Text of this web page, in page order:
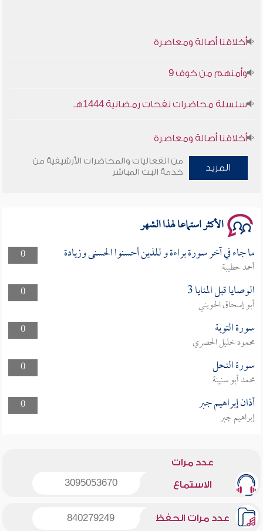
أخلاقنا أصالة ومعاصرة
وأمنهم من خوف 9
سلسلة محاضرات نفحات رمضانية 1444هـ
أخلاقنا أصالة ومعاصرة
وأمنهم من خوف 9
المزيد
من الفعاليات والمحاضرات الأرشيفية من
خدمة البث المباشر
الأكثر استماعا لهذا الشهر
0 ما جاء في آخر سورة براءة و للذين أحسنوا الحسنى وزيادة
أحمد حطيبة
0
الوصايا قبل المنايا 3
أبو إسحاق الحويني
0
سورة التوبة
محمود خليل الحصري
0
سورة النحل
محمد أبو سنينة
0
أذان إبراهيم جبر
إبراهيم جبر
عدد مرات
الاستماع 3095053670
عدد مرات الحفظ 840279249